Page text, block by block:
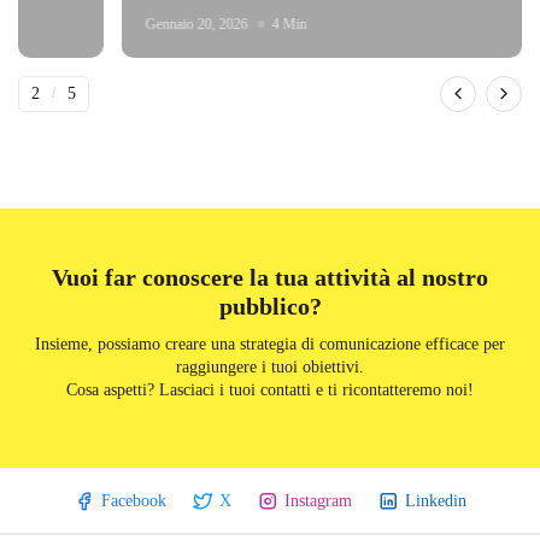
4 Min
2 / 5
Vuoi far conoscere la tua attività al nostro
pubblico?
Insieme, possiamo creare una strategia di comunicazione efficace per
raggiungere i tuoi obiettivi.
Cosa aspetti? Lasciaci i tuoi contatti e ti ricontatteremo noi!
Facebook X Instagram Linkedin